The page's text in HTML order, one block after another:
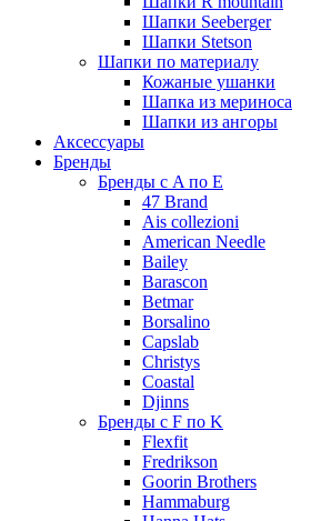
Шапки Seeberger
Шапки Stetson
Шапки по материалу
Кожаные ушанки
Шапка из мериноса
Шапки из ангоры
Аксессуары
Бренды
Бренды с A по E
47 Brand
Ais collezioni
American Needle
Bailey
Barascon
Betmar
Borsalino
Capslab
Christys
Coastal
Djinns
Бренды с F по K
Flexfit
Fredrikson
Goorin Brothers
Hammaburg